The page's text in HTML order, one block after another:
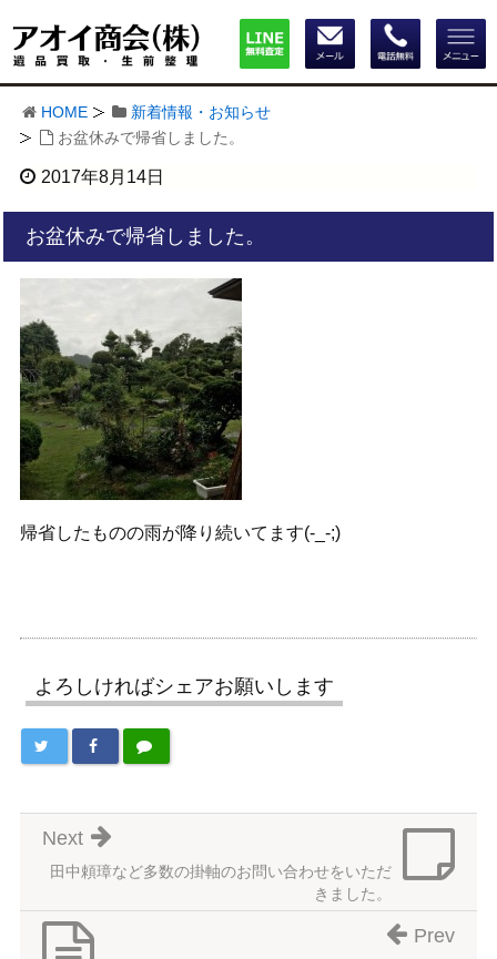
HOME
新着情報・お知らせ
お盆休みで帰省しました。
2017年8月14日
お盆休みで帰省しました。
帰省したものの雨が降り続いてます(-_-;)
よろしければシェアお願いします
田中頼璋など多数の掛軸のお問い合わせをいただ
きました。
Next
Prev